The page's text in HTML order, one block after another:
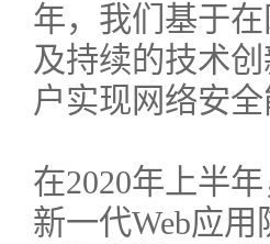
年，我们基于
及持续的技术
户实现网络安
在2020年上半
新一代Web应